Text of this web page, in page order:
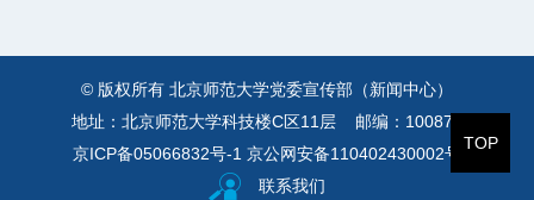
TOP
© 版权所有 北京师范大学党委宣传部（新闻中心）
地址：北京师范大学科技楼C区11层 邮编：100875
京ICP备05066832号-1 京公网安备110402430002号
联系我们